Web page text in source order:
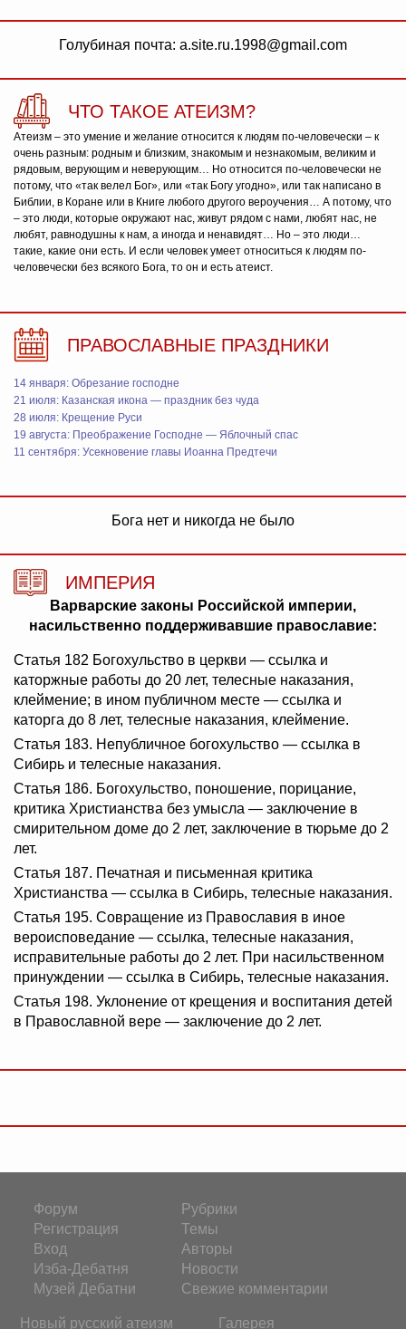
Голубиная почта: a.site.ru.1998@gmail.com
ЧТО ТАКОЕ АТЕИЗМ?
Атеизм – это умение и желание относится к людям по-человечески – к
очень разным: родным и близким, знакомым и незнакомым, великим и
рядовым, верующим и неверующим… Но относится по-человечески не
потому, что «так велел Бог», или «так Богу угодно», или так написано в
Библии, в Коране или в Книге любого другого вероучения… А потому, что
– это люди, которые окружают нас, живут рядом с нами, любят нас, не
любят, равнодушны к нам, а иногда и ненавидят… Но – это люди…
такие, какие они есть. И если человек умеет относиться к людям по-
человечески без всякого Бога, то он и есть атеист.
ПРАВОСЛАВНЫЕ ПРАЗДНИКИ
14 января: Обрезание господне
21 июля: Казанская икона — праздник без чуда
28 июля: Крещение Руси
19 августа: Преображение Господне — Яблочный спас
11 сентября: Усекновение главы Иоанна Предтечи
Бога нет и никогда не было
ИМПЕРИЯ
Варварские законы Российской империи,
насильственно поддерживавшие православие:
Статья 182 Богохульство в церкви — ссылка и
каторжные работы до 20 лет, телесные наказания,
клеймение; в ином публичном месте — ссылка и
каторга до 8 лет, телесные наказания, клеймение.
Статья 183. Непубличное богохульство — ссылка в
Сибирь и телесные наказания.
Статья 186. Богохульство, поношение, порицание,
критика Христианства без умысла — заключение в
смирительном доме до 2 лет, заключение в тюрьме до 2
лет.
Статья 187. Печатная и письменная критика
Христианства — ссылка в Сибирь, телесные наказания.
Статья 195. Совращение из Православия в иное
вероисповедание — ссылка, телесные наказания,
исправительные работы до 2 лет. При насильственном
принуждении — ссылка в Сибирь, телесные наказания.
Статья 198. Уклонение от крещения и воспитания детей
в Православной вере — заключение до 2 лет.
Форум
Регистрация
Вход
Изба-Дебатня
Музей Дебатни
Рубрики
Темы
Авторы
Новости
Свежие комментарии
Новый русский атеизм Галерея